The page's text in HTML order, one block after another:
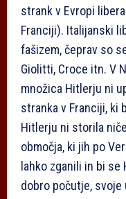
strank v Evropi
Franciji). Italijanski
fašizem, čeprav so
Giolitti, Croce itn. V
množica Hitlerju ni
stranka v Franciji, ki
Hitlerju ni storila
območja, ki jih po
lahko zganili in bi
dobro počutje, svoje